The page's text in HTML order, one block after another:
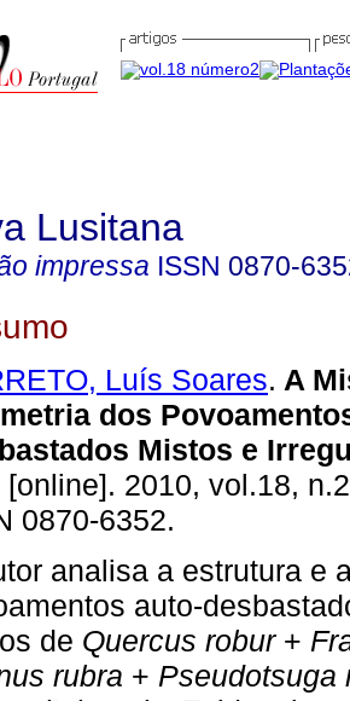
Lusitana
impressa ISSN 0870-
Luís Soares. A
dos
Mistos e
[online]. 2010, vol.18,
0870-6352.
analisa a estrutura e
auto-
de Quercus robur+
rubra + Pseudotsuga